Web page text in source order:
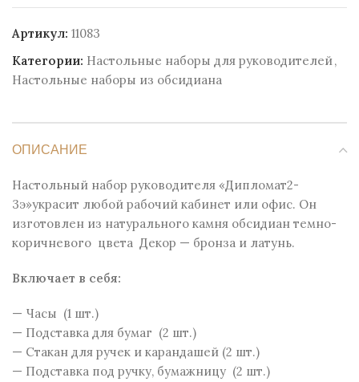
Артикул: 11083
Категории: Настольные наборы для руководителей,
Настольные наборы из обсидиана
ОПИСАНИЕ
Настольный набор руководителя «Дипломат2-
3э»украсит любой рабочий кабинет или офис. Он
изготовлен из натурального камня обсидиан темно-
коричневого цвета Декор — бронза и латунь.
Включает в себя:
— Часы (1 шт.)
— Подставка для бумаг (2 шт.)
— Стакан для ручек и карандашей (2 шт.)
— Подставка под ручку, бумажницу (2 шт.)